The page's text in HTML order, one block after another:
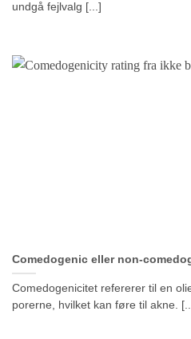
undgå fejlvalg [...]
Comedogenic eller non-
Comedogenicitet refererer til en
porerne, hvilket kan føre til akne.